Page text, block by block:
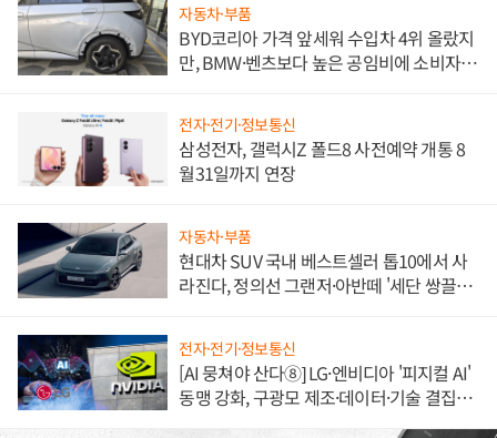
자동차·부품
BYD코리아 가격 앞세워 수입차 4위 올랐지
만, BMW·벤츠보다 높은 공임비에 소비자
전자·전기·정보통신
삼성전자, 갤럭시Z 폴드8 사전예약 개통 8
월31일까지 연장
자동차·부품
현대차 SUV 국내 베스트셀러 톱10에서 사
라진다, 정의선 그랜저·아반떼 '세단 쌍끌
전자·전기·정보통신
[AI 뭉쳐야 산다⑧] LG·엔비디아 '피지컬 AI'
동맹 강화, 구광모 제조·데이터·기술 결집